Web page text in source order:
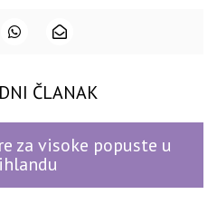
ČLANAK
za visoke popuste u